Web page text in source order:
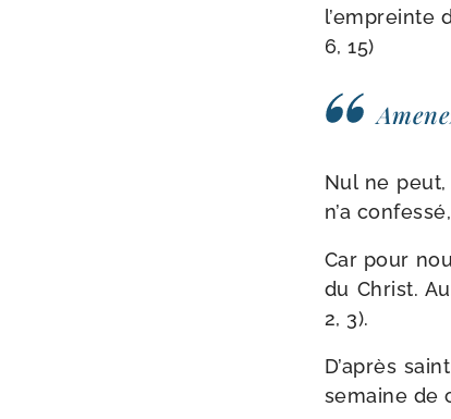
l’empreinte
6, 15)
Nul ne peut,
n’a
Car pour
du Christ.
2, 3).
D’après
semaine de